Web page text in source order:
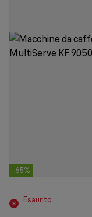
-65%
Esaurito